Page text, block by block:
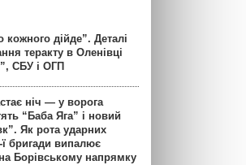
кожного дійде”. Деталі
теракту в Оленівці
СБУ і ОГП
ніч — у ворога
“Баба Яга” і новий
Як рота ударних
ї бригади випалює
Борівському напрямку